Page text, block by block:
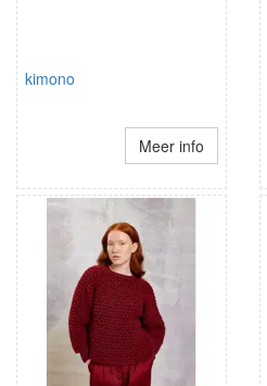
kimono
Meer info